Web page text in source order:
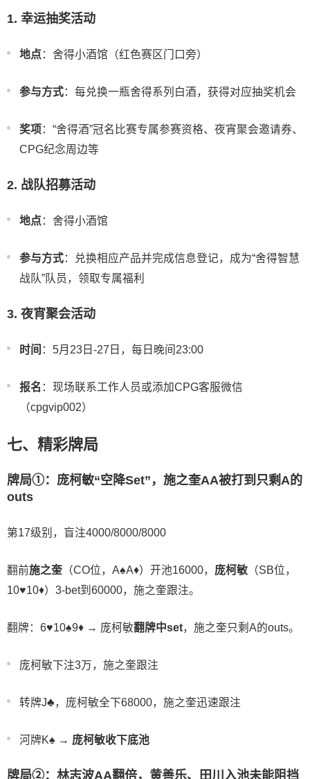
1. 幸运抽奖活动
地点：舍得小酒馆（红色赛区门口旁）
参与方式：每兑换一瓶舍得系列白酒，获得对应抽奖机会
奖项：“舍得酒”冠名比赛专属参赛资格、夜宵聚会邀请券、
CPG纪念周边等
2. 战队招募活动
地点：舍得小酒馆
参与方式：兑换相应产品并完成信息登记，成为“舍得智慧
战队”队员，领取专属福利
3. 夜宵聚会活动
时间 ：5月23日-27日，每日晚间23:00
报名 ：现场联系工作人员或添加CPG客服微信
（cpgvip002）
七、精彩牌局
牌局①：庞柯敏“空降Set”，施之奎AA被打到只剩A的
outs
第17级别，盲注4000/8000/8000
翻前施之奎 （CO位，A♠️A♦️）开池16000， 庞柯敏 （SB位，
10♥️10♦️）3-bet到60000，施之奎跟注。
翻牌：6♥️10♠️9♦️ → 庞柯敏翻牌中set，施之奎只剩A的outs。
庞柯敏下注3万，施之奎跟注
转牌J♣️，庞柯敏全下68000，施之奎迅速跟注
河牌K♠️ → 庞柯敏收下底池
牌局②：林志波AA翻倍，黄善乐、田川入池未能阻挡